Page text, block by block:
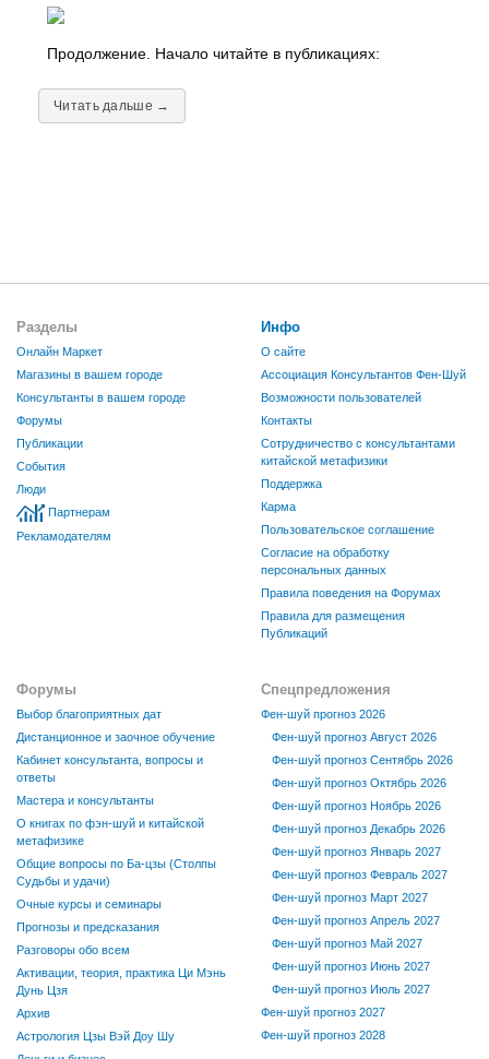
Продолжение. Начало читайте в публикациях:
Читать дальше →
Разделы
Онлайн Маркет
Магазины в вашем городе
Консультанты в вашем городе
Форумы
Публикации
События
Люди
Партнерам
Рекламодателям
Инфо
О сайте
Ассоциация Консультантов Фен-Шуй
Возможности пользователей
Контакты
Сотрудничество с консультантами
китайской метафизики
Поддержка
Карма
Пользовательское соглашение
Согласие на обработку
персональных данных
Правила поведения на Форумах
Правила для размещения
Публикаций
Форумы
Выбор благоприятных дат
Дистанционное и заочное обучение
Кабинет консультанта, вопросы и
ответы
Мастера и консультанты
О книгах по фэн-шуй и китайской
метафизике
Общие вопросы по Ба-цзы (Столпы
Судьбы и удачи)
Очные курсы и семинары
Прогнозы и предсказания
Разговоры обо всем
Активации, теория, практика Ци Мэнь
Дунь Цзя
Архив
Астрология Цзы Вэй Доу Шу
Спецпредложения
Фен-шуй прогноз 2026
Фен-шуй прогноз Август 2026
Фен-шуй прогноз Сентябрь 2026
Фен-шуй прогноз Октябрь 2026
Фен-шуй прогноз Ноябрь 2026
Фен-шуй прогноз Декабрь 2026
Фен-шуй прогноз Январь 2027
Фен-шуй прогноз Февраль 2027
Фен-шуй прогноз Март 2027
Фен-шуй прогноз Апрель 2027
Фен-шуй прогноз Май 2027
Фен-шуй прогноз Июнь 2027
Фен-шуй прогноз Июль 2027
Фен-шуй прогноз 2027
Фен-шуй прогноз 2028